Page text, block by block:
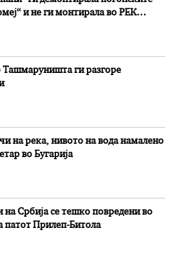
и не ги монтирала во РЕК
Ташмаруништa ги разгоре
на река, нивото на вода намалено
во Бугарија
на Србија се тешко повредени во
патот Прилеп-Битола